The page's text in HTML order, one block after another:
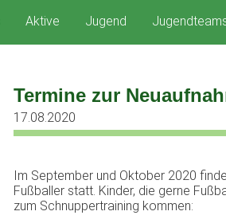
Aktive Jugend
Termine zur
17.08.2020
Im September und Oktober 2020
Fußballer statt. Kinder, die gerne
zum Schnuppertraining kommen: